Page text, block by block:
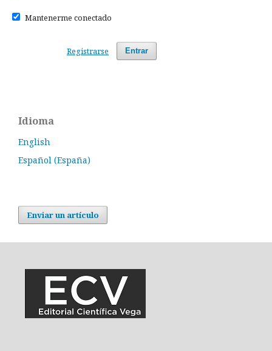
Mantenerme conectado
Entrar
Registrarse
Idioma
English
Español (España)
Enviar un artículo